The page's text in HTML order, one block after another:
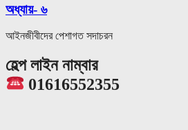
অধ্যায়- ৬
আইনজীবীদের পেশাগত সদাচরন
হেল্প লাইন নাম্বার
01616552355